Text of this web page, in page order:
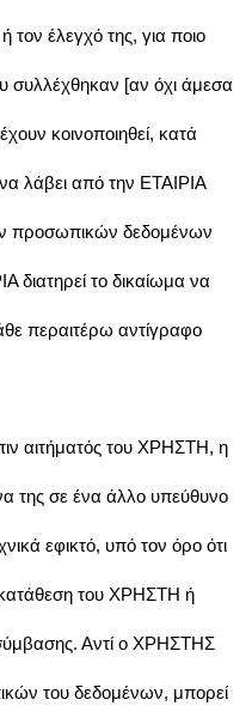
τον έλεγχό της, για ποιο
συλλέχθηκαν [αν όχι άμεσα
κοινοποιηθεί, κατά
λάβει από την ΕΤΑΙΡΙΑ
προσωπικών δεδομένων
διατηρεί το δικαίωμα να
περαιτέρω αντίγραφο
αιτήματός του ΧΡΗΣΤΗ, η
της σε ένα άλλο υπεύθυνο
εφικτό, υπό τον όρο ότι
του ΧΡΗΣΤΗ ή
σύμβασης. Αντί ο ΧΡΗΣΤΗΣ
του δεδομένων, μπορεί